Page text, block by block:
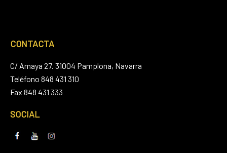
CONTACTA
C/ Amaya 27. 31004 Pamplona, Navarra
Teléfono 848 431 310
Fax 848 431 333
SOCIAL